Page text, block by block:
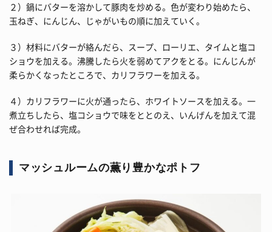
２）鍋にバターを溶かして豚肉を炒める。色が変わり始めたら、
玉ねぎ、にんじん、じゃがいもの順に加えていく。
３）材料にバターが絡んだら、スープ、ローリエ、タイムと塩コ
ショウを加える。沸騰したら火を弱めてアクをとる。にんじんが
柔らかくなったところで、カリフラワーを加える。
４）カリフラワーに火が通ったら、ホワイトソースを加える。一
煮立ちしたら、塩コショウで味をととのえ、いんげんを加えて混
ぜ合わせれば完成。
マッシュルームの薫り豊かなポトフ